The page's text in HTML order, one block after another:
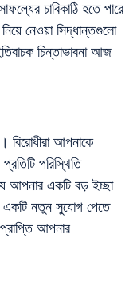
চাবিকাঠি হতে পারে
নেওয়া সিদ্ধান্তগুলো
চিন্তাভাবনা আজ
আপনাকে
পরিস্থিতি
আপনার একটি বড় ইচ্ছা
নতুন সুযোগ পেতে
আপনার